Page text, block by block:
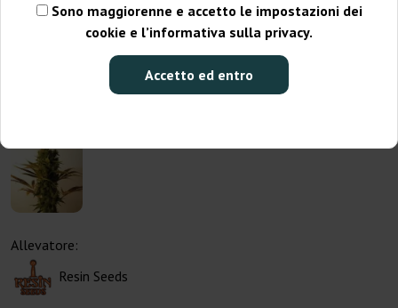
Sono maggiorenne e accetto le impostazioni dei
cookie e l’informativa sulla privacy.
Accetto ed entro
Allevatore:
Resin Seeds